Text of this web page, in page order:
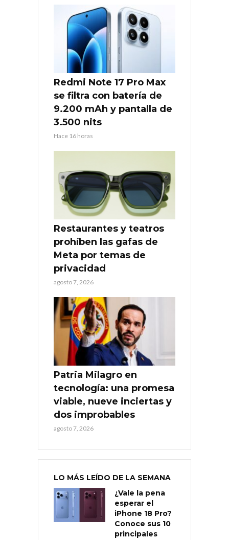
Redmi Note 17 Pro Max
se filtra con batería de
9.200 mAh y pantalla de
3.500 nits
Hace 16 horas
Restaurantes y teatros
prohíben las gafas de
Meta por temas de
privacidad
agosto 7, 2026
Patria Milagro en
tecnología: una promesa
viable, nueve inciertas y
dos improbables
agosto 7, 2026
LO MÁS LEÍDO DE LA SEMANA
¿Vale la pena
esperar el
iPhone 18 Pro?
Conoce sus 10
principales